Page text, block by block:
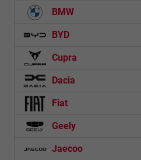
BMW
BYD
Cupra
Dacia
Fiat
Geely
Jaecoo